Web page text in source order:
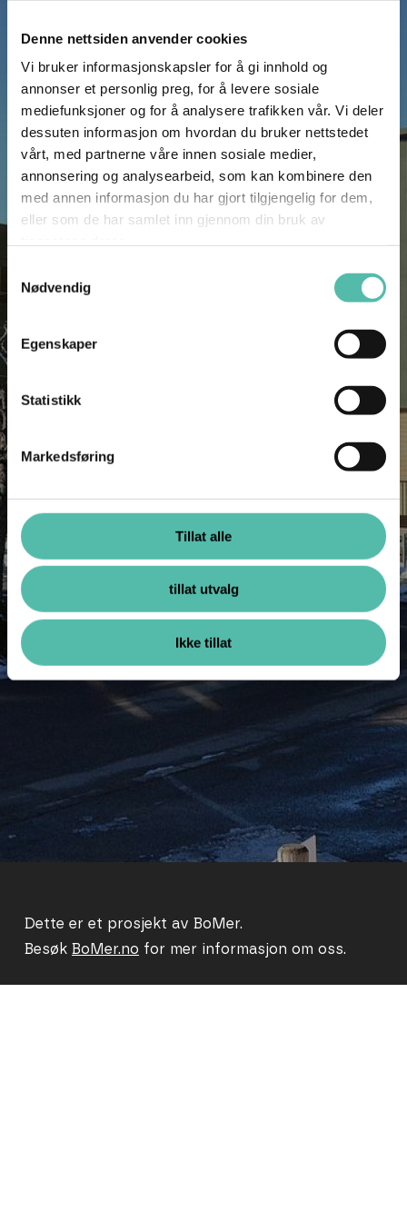
Denne nettsiden anvender cookies
Vi bruker informasjonskapsler for å gi innhold og
annonser et personlig preg, for å levere sosiale
mediefunksjoner og for å analysere trafikken vår. Vi deler
dessuten informasjon om hvordan du bruker nettstedet
vårt, med partnerne våre innen sosiale medier,
annonsering og analysearbeid, som kan kombinere den
med annen informasjon du har gjort tilgjengelig for dem,
eller som de har samlet inn gjennom din bruk av
Nødvendig
Egenskaper
Statistikk
Markedsføring
Tillat alle
tillat utvalg
Ikke tillat
Nøtterøy planlegges ca. 62
her vil få gode fellesarealer både
Dette er et prosjekt av BoMer.
Besøk BoMer.no for mer informasjon om oss.